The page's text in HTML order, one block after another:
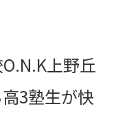
上野丘
3塾生が快